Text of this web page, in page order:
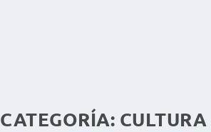
CATEGORÍA: CULTURA